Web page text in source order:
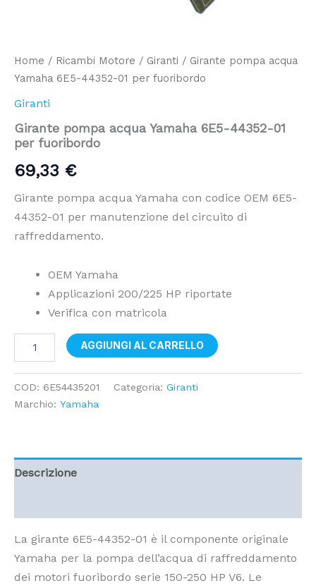
Home / Ricambi Motore / Giranti / Girante pompa acqua
Yamaha 6E5-44352-01 per fuoribordo
Giranti
Girante pompa acqua Yamaha 6E5-44352-01
per fuoribordo
69,33 €
Girante pompa acqua Yamaha con codice OEM 6E5-
44352-01 per manutenzione del circuito di
raffreddamento.
OEM Yamaha
Applicazioni 200/225 HP riportate
Verifica con matricola
AGGIUNGI AL CARRELLO
COD: 6E54435201 Categoria: Giranti
Marchio: Yamaha
Descrizione
La girante 6E5-44352-01 è il componente originale
Yamaha per la pompa dell’acqua di raffreddamento
dei motori fuoribordo serie 150-250 HP V6. Le